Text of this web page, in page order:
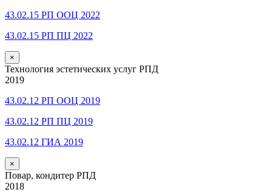
43.02.15 РП ООЦ 2022
43.02.15 РП ПЦ 2022
×
Технология эстетических услуг РПД
2019
43.02.12 РП ООЦ 2019
43.02.12 РП ПЦ 2019
43.02.12 ГИА 2019
×
Повар, кондитер РПД
2018